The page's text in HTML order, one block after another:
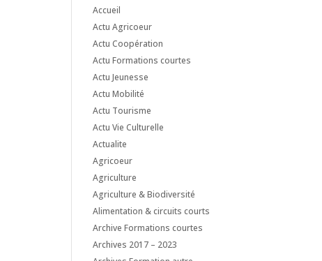
Accueil
Actu Agricoeur
Actu Coopération
Actu Formations courtes
Actu Jeunesse
Actu Mobilité
Actu Tourisme
Actu Vie Culturelle
Actualite
Agricoeur
Agriculture
Agriculture & Biodiversité
Alimentation & circuits courts
Archive Formations courtes
Archives 2017 – 2023